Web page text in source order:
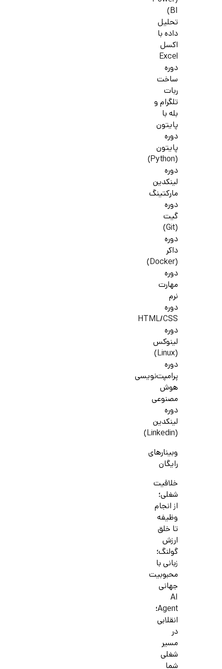
BI)
تحلیل
داده با
اکسل
Excel
دوره
ساخت
ربات
تلگرام و
بله با
پایتون
دوره
پایتون
(Python)
دوره
لینکدین
مارکتینگ
دوره
گیت
(Git)
دوره
داکر
(Docker)
دوره
مهارت
نرم
دوره
HTML/CSS
دوره
لینوکس
(Linux)
دوره
پرامپت‌نویسی
هوش
مصنوعی
دوره
لینکدین
(Linkedin)
وبینارهای
رایگان
خلاقیت
شغلی؛
از انجام
وظیفه
تا خلق
ارزش
گولنگ؛
زبانی با
محبوبیت
جهانی
AI
Agent؛
انقلابی
در
مسیر
شغلی